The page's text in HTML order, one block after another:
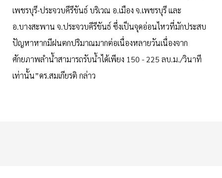
เพชรบุรี-ประจวบคีรีขันธ์ บริเวณ อ.เมือง จ.เพชรบุรี และ
อ.บางสะพาน จ.ประจวบคีรีขันธ์ ซึ่งเป็นจุดอ่อนไหวที่มักประสบ
ปัญหาหากมีฝนตกปริมาณมากต่อเนื่องหลายวันเนื่องจาก
ศักยภาพลำน้ำสามารถรับน้ำได้เพียง 150 - 225 ลบ.ม./วินาที
เท่านั้น”ดร.สมเกียรติ กล่าว